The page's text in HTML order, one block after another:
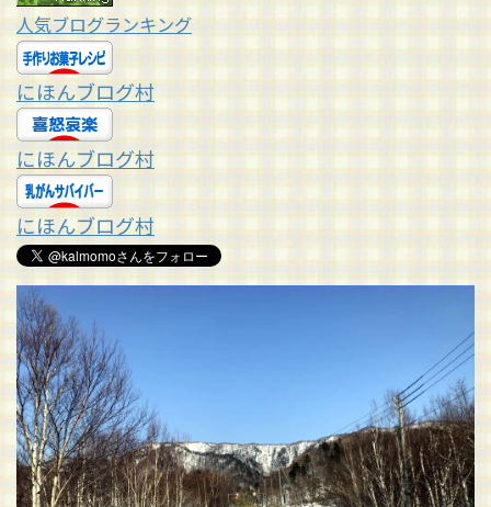
人気ブログランキング
にほんブログ村
にほんブログ村
にほんブログ村